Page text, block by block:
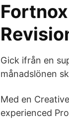
Gick ifrån en
månadslönen
Med en
experienced